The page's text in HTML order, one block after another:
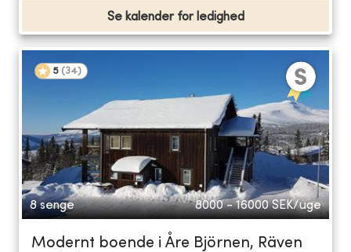
Se kalender for ledighed
5 (34)
8 senge 8000 - 16000 SEK/uge
Modernt boende i Åre Björnen, Räven